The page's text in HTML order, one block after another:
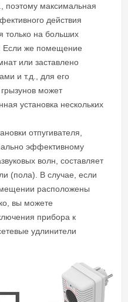
поэтому максимальная
действия
только на больших
Если же помещение
или заставлено
и т.д., для его
может
установка нескольких
отпугивателя,
эффективному
волн, составляет
(пола). В случае, если
расположены
вы можете
прибора к
удлинители